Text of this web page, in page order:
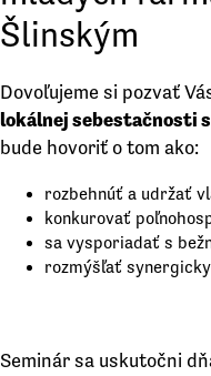
Šlinským
Dovoľujeme si pozvať
lokálnej sebestačnosti
bude hovoriť o tom ako:
rozbehnúť a udržať
konkurovať
sa vysporiadať s
rozmýšľať synergicky
Seminár sa uskutočni